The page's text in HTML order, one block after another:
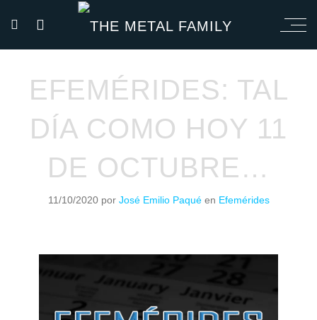
EFEMÉRIDES: TAL
DÍA COMO HOY 11
DE OCTUBRE…
11/10/2020 por José Emilio Paqué en Efemérides